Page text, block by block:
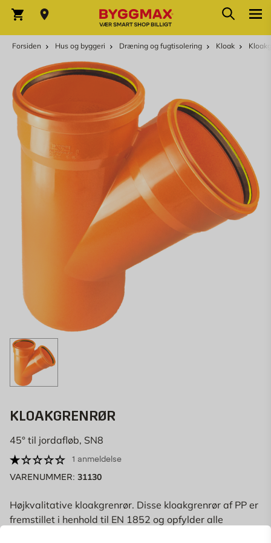
Indkøbskurv Søg
Forsiden Hus og byggeri Dræning og fugtisolering Kloak
KLOAKGRENRØR
45° til jordafløb, SN8
1 anmeldelse
VARENUMMER: 31130
Højkvalitative kloakgrenrør. Disse kloakgrenrør af PP er
fremstillet i henhold til EN 1852 og opfylder alle